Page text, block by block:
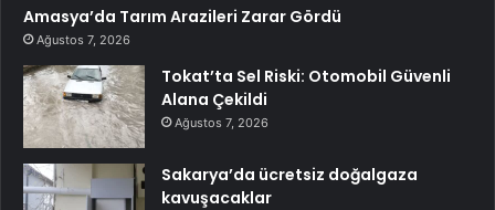
Amasya’da Tarım Arazileri Zarar Gördü
Ağustos 7, 2026
Tokat’ta Sel Riski: Otomobil Güvenli
Alana Çekildi
Ağustos 7, 2026
Sakarya’da ücretsiz doğalgaza
kavuşacaklar